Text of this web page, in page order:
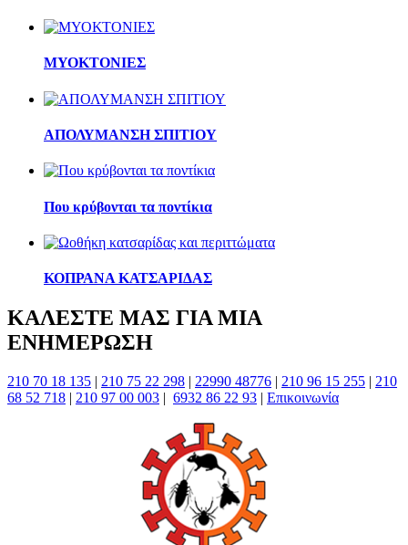
ΜΥΟΚΤΟΝΙΕΣ
ΑΠΟΛΥΜΑΝΣΗ ΣΠΙΤΙΟΥ
Που κρύβονται τα ποντίκια
ΚΟΠΡΑΝΑ ΚΑΤΣΑΡΙΔΑΣ
ΚΑΛΕΣΤΕ ΜΑΣ ΓΙΑ ΜΙΑ
ΕΝΗΜΕΡΩΣΗ
210 70 18 135 | 210 75 22 298 | 22990 48776 | 210 96 15 255 | 210
68 52 718 | 210 97 00 003 | 6932 86 22 93 | Επικοινωνία